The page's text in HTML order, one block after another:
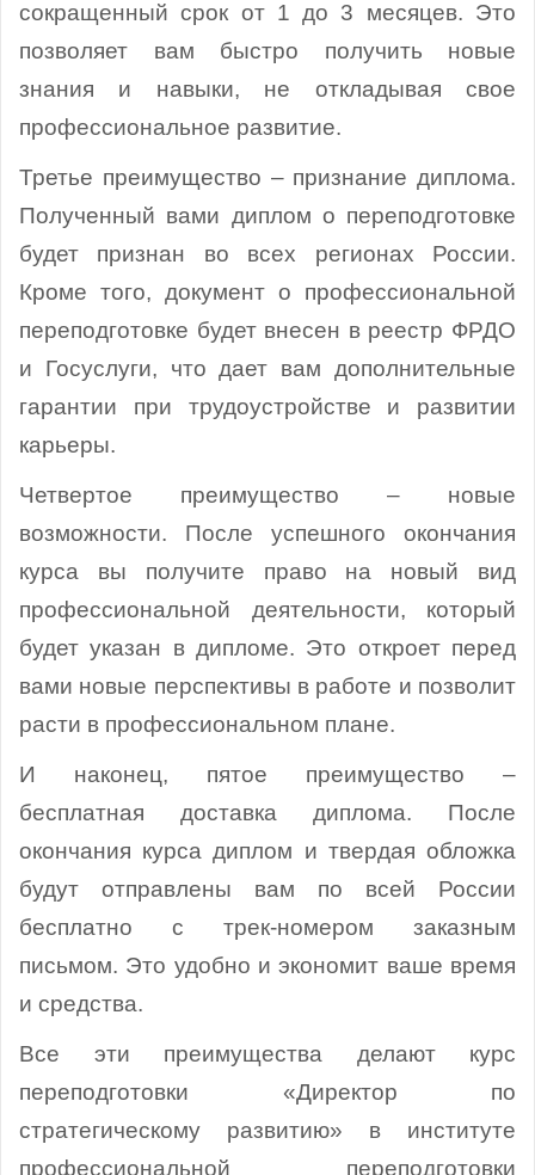
сокращенный срок от 1 до 3 месяцев. Это
позволяет вам быстро получить новые
знания и навыки, не откладывая свое
профессиональное развитие.
Третье преимущество – признание диплома.
Полученный вами диплом о переподготовке
будет признан во всех регионах России.
Кроме того, документ о профессиональной
переподготовке будет внесен в реестр ФРДО
и Госуслуги, что дает вам дополнительные
гарантии при трудоустройстве и развитии
карьеры.
Четвертое преимущество – новые
возможности. После успешного окончания
курса вы получите право на новый вид
профессиональной деятельности, который
будет указан в дипломе. Это откроет перед
вами новые перспективы в работе и позволит
расти в профессиональном плане.
И наконец, пятое преимущество –
бесплатная доставка диплома. После
окончания курса диплом и твердая обложка
будут отправлены вам по всей России
бесплатно с трек-номером заказным
письмом. Это удобно и экономит ваше время
и средства.
Все эти преимущества делают курс
переподготовки «Директор по
стратегическому развитию» в институте
профессиональной переподготовки